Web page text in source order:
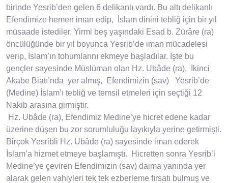
birinde Yesrib’den gelen 6 delikanlı vardı. Bu altı delikanlı
Efendimize hemen iman edip, İslam dinini tebliğ için bir yıl
müsaade istediler. Yirmi beş yaşındaki Esad b. Zürâre (ra)
öncülüğünde bir yıl boyunca Yesrib’de iman mücadelesi
verip, İslam’ın tohumlarını ekmeye başladılar. İşte bu
gençler sayesinde Müslüman olan Hz. Ubâde (ra), İkinci
Akabe Biatı’nda yer almış, Efendimizin (sav) Yesrib’de
(Medine) İslam’ı tebliğ ve temsil etmeleri için seçtiği 12
Nakib arasına girmiştir.
Hz. Ubâde (ra), Efendimiz Medine’ye hicret edene kadar
üzerine düşen bu zor sorumluluğu layıkıyla yerine getirmişti.
Birçok Yesribli Hz. Ubâde (ra) sayesinde iman ederek
İslam’a hizmet etmeye başlamıştı. Hicretten sonra Yesrib’i
Medine’ye çeviren Efendimizin (sav) daima yanında yer
alarak gelen vahiyleri tek tek ezberleme fırsatı bulmuş ve